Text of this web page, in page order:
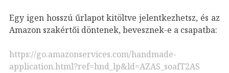
Egy igen hosszú űrlapot kitöltve jelentkezhetsz, és az
Amazon szakértői döntenek, bevesznek-e a csapatba:
https://go.amazonservices.com/handmade-
application.html?ref=hnd_lp&ld=AZAS_soafT2AS